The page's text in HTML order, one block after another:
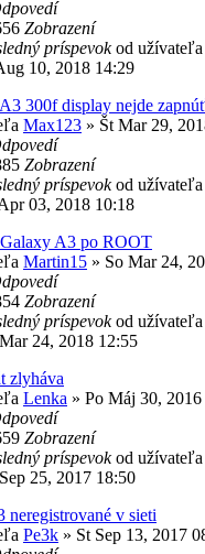
Zobrazení
príspevokod užívateľa
10, 2018 14:29
300f display nejde
Max123 » Št Mar 29,
Zobrazení
príspevokod užívateľa
03, 2018 10:18
Galaxy A3 po ROOT
Martin15 » So Mar 24,
Zobrazení
príspevokod užívateľa
24, 2018 12:55
zlyháva
Lenka » Po Máj 30,
Zobrazení
príspevokod užívateľa
25, 2017 18:50
neregistrované v sieti
Pe3k » St Sep 13, 2017